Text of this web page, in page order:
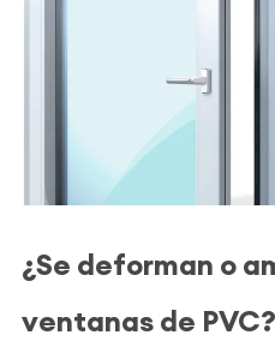
¿Se deforman o
ventanas de PVC?